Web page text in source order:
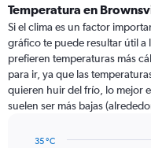
categories.
Range:
12
categories.
The
chart
has
1
axis
Temperatura en
Si el clima es un factor
gráfico te puede resultar útil a
prefieren temperaturas más
para ir, ya que las
quieren huir del frío, lo mejor
suelen ser más bajas
35 °C